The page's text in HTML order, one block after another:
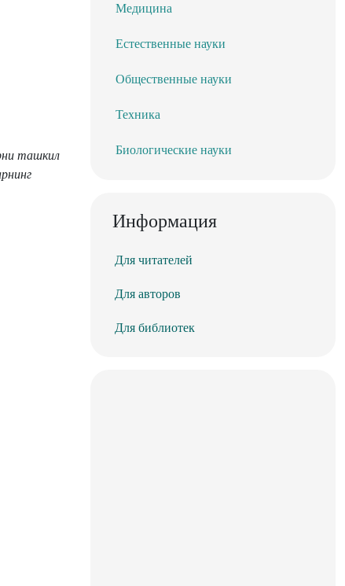
ташкил
Медицина
Естественные науки
Общественные науки
Техника
Биологические науки
Информация
Для читателей
Для авторов
Для библиотек